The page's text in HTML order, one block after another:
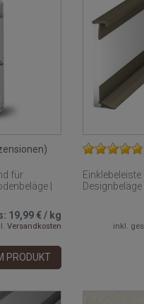
für
|
19,99 €/ kg
Versandkosten
PRODUKT
inkl.